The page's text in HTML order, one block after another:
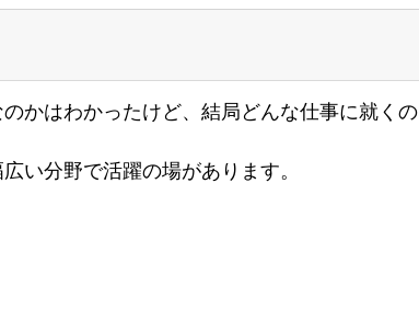
かはわかったけど、結局どんな仕事に就く
い分野で活躍の場があります。